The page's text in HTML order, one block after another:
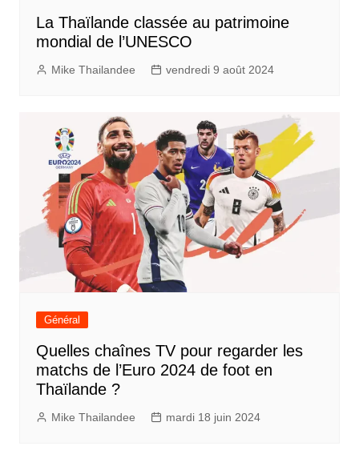
La Thaïlande classée au patrimoine
mondial de l’UNESCO
Mike Thailandee vendredi 9 août 2024
Général
Quelles chaînes TV pour regarder les
matchs de l’Euro 2024 de foot en
Thaïlande ?
Mike Thailandee mardi 18 juin 2024